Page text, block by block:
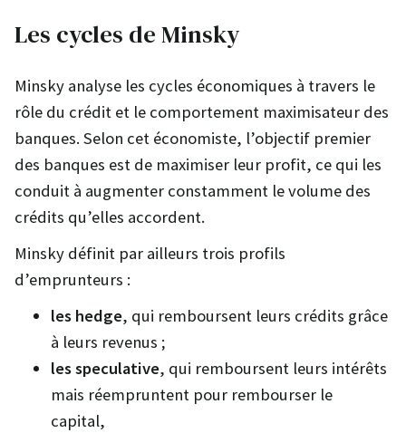
Les cycles de Minsky
Minsky analyse les cycles économiques à travers le
rôle du crédit et le comportement maximisateur des
banques. Selon cet économiste, l’objectif premier
des banques est de maximiser leur profit, ce qui les
conduit à augmenter constamment le volume des
crédits qu’elles accordent.
Minsky définit par ailleurs trois profils
d’emprunteurs :
les hedge, qui remboursent leurs crédits grâce
à leurs revenus ;
les speculative, qui remboursent leurs intérêts
mais réempruntent pour rembourser le
capital,